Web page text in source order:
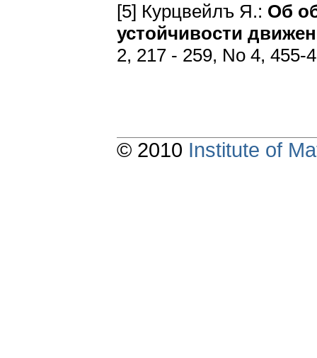
[5] Курцвейлъ Я.: Об
устойчивости
2, 217 - 259, No 4, 455-
© 2010 Institute of